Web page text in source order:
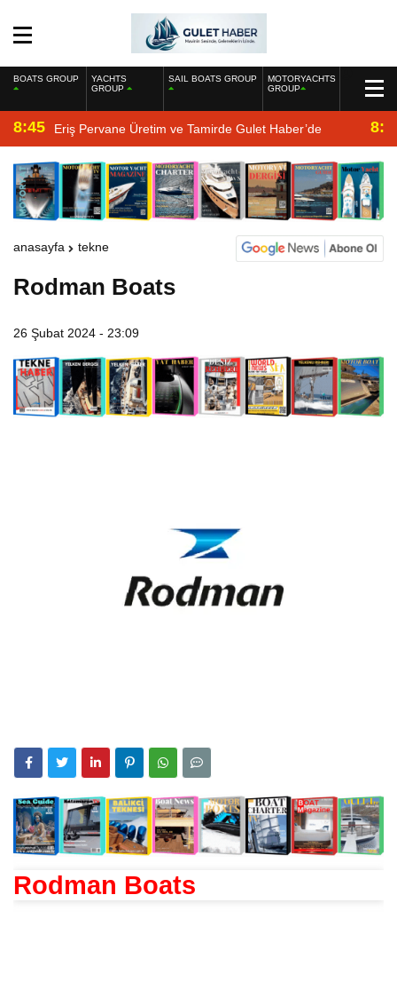
BOATS GROUP
YACHTS
GROUP
SAIL BOATS GROUP
MOTORYACHTS
GROUP
8:45 Eriş Pervane Üretim ve Tamirde Gulet Haber’de
anasayfa tekne
Rodman Boats
26 Şubat 2024 - 23:09
Rodman Boats